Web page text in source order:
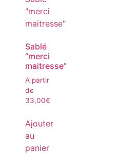
Sablé
“merci
maitresse”
A partir
de
33,00€
Ajouter
au
panier